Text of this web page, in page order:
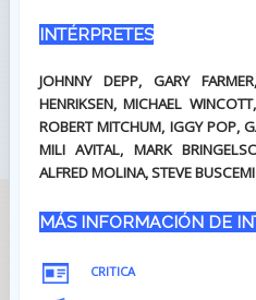
INTÉRPRETES
JOHNNY DEPP, GARY
HENRIKSEN, MICHAEL
ROBERT MITCHUM, IGGY POP,
MILI AVITAL, MARK
ALFRED MOLINA, STEVE BUSCEMI
MÁS INFORMACIÓN DE
CRITICA